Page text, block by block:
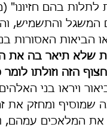
לתלות בהם
המשגל והתשמיש,
הביאות האסורות
שלא תיאר בה את
הזה וזולתו
ויראו בני
ומחזק את
את המלאכים עמהם,